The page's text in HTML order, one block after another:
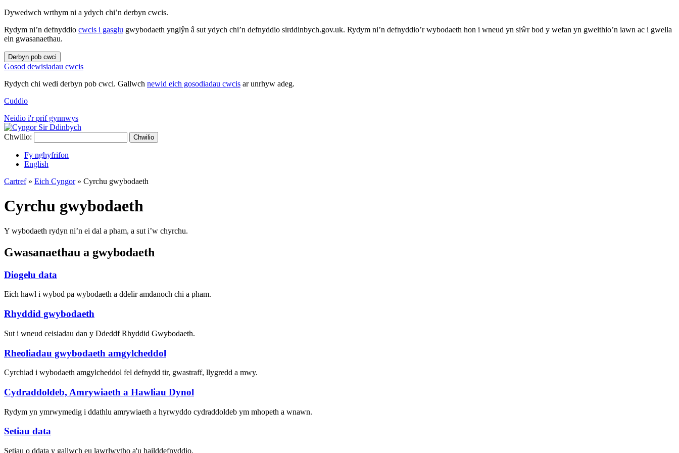
Dywedwch wrthym ni a ydych chi’n derbyn cwcis.
Rydym ni’n defnyddio cwcis i gasglu gwybodaeth ynglŷn â sut ydych chi’n defnyddio sirddinbych.gov.uk. Rydym ni’n defnyddio’r wybodaeth hon i wneud yn siŵr bod y wefan yn gweithio’n iawn ac i gwella
ein gwasanaethau.
Derbyn pob cwci
Gosod dewisiadau cwcis
Rydych chi wedi derbyn pob cwci. Gallwch newid eich gosodiadau cwcis ar unrhyw adeg.
Cuddio
Neidio i'r prif gynnwys
Chwilio: Chwilio
Fy nghyfrifon
English
Cartref» Eich Cyngor» Cyrchu gwybodaeth
Cyrchu gwybodaeth
Y wybodaeth rydyn ni’n ei dal a pham, a sut i’w chyrchu.
Gwasanaethau a gwybodaeth
Diogelu data
Eich hawl i wybod pa wybodaeth a ddelir amdanoch chi a pham.
Rhyddid gwybodaeth
Sut i wneud ceisiadau dan y Ddeddf Rhyddid Gwybodaeth.
Rheoliadau gwybodaeth amgylcheddol
Cyrchiad i wybodaeth amgylcheddol fel defnydd tir, gwastraff, llygredd a mwy.
Cydraddoldeb, Amrywiaeth a Hawliau Dynol
Rydym yn ymrwymedig i ddathlu amrywiaeth a hyrwyddo cydraddoldeb ym mhopeth a wnawn.
Setiau data
Setiau o ddata y gallwch eu lawrlwytho a'u hailddefnyddio.